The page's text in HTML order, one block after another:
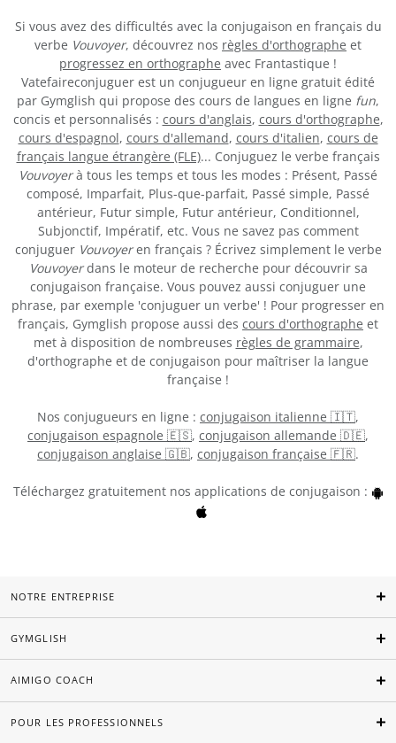
Si vous avez des difficultés avec la conjugaison en français du
verbe Vouvoyer, découvrez nos règles d'orthographe et
progressez en orthographe avec Frantastique !
Vatefaireconjuguer est un conjugueur en ligne gratuit édité
par Gymglish qui propose des cours de langues en ligne fun,
concis et personnalisés : cours d'anglais, cours d'orthographe,
cours d'espagnol, cours d'allemand, cours d'italien, cours de
français langue étrangère (FLE)... Conjuguez le verbe français
Vouvoyerà tous les temps et tous les modes : Présent, Passé
composé, Imparfait, Plus-que-parfait, Passé simple, Passé
antérieur, Futur simple, Futur antérieur, Conditionnel,
Subjonctif, Impératif, etc. Vous ne savez pas comment
conjuguer Vouvoyeren français ? Écrivez simplement le verbe
Vouvoyerdans le moteur de recherche pour découvrir sa
conjugaison française. Vous pouvez aussi conjuguer une
phrase, par exemple 'conjuguer un verbe' ! Pour progresser en
français, Gymglish propose aussi des cours d'orthographe et
met à disposition de nombreuses règles de grammaire,
d'orthographe et de conjugaison pour maîtriser la langue
française !
Nos conjugueurs en ligne : conjugaison italienne 🇮🇹,
conjugaison espagnole 🇪🇸, conjugaison allemande 🇩🇪,
conjugaison anglaise 🇬🇧, conjugaison française 🇫🇷.
Téléchargez gratuitement nos applications de conjugaison :
NOTRE ENTREPRISE
GYMGLISH
AIMIGO COACH
POUR LES PROFESSIONNELS